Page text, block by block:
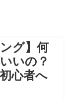
グ】何
いの？
心者へ